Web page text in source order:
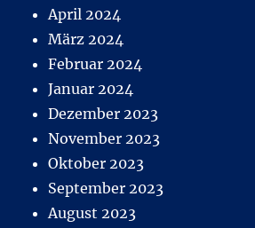
April 2024
März 2024
Februar 2024
Januar 2024
Dezember 2023
November 2023
Oktober 2023
September 2023
August 2023